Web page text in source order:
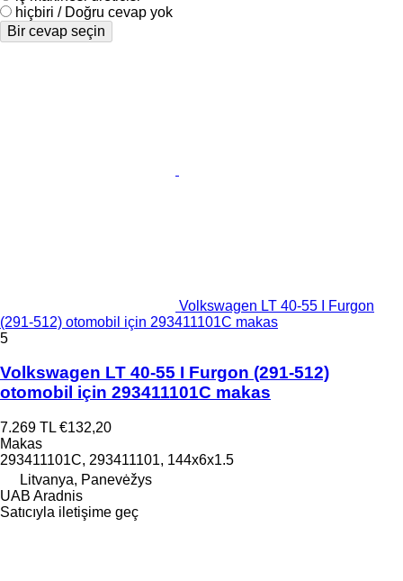
hiçbiri / Doğru cevap yok
Bir cevap seçin
Volkswagen LT 40-55 I Furgon
(291-512) otomobil için 293411101C makas
5
Volkswagen LT 40-55 I Furgon (291-512)
otomobil için 293411101C makas
7.269 TL €132,20
Makas
293411101C, 293411101, 144x6x1.5
Litvanya, Panevėžys
UAB Aradnis
Satıcıyla iletişime geç